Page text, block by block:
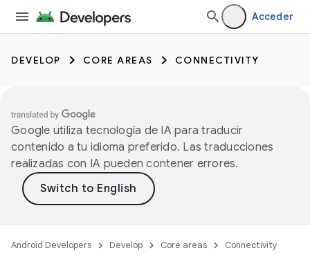
Acceder
DEVELOP CORE AREAS CONNECTIVITY
Google utiliza tecnología de IA para traducir
contenido a tu idioma preferido. Las traducciones
realizadas con IA pueden contener errores.
Android Developers Develop Core areas
Connectivity